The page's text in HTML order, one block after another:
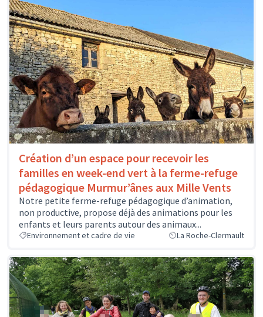
Création d’un espace pour recevoir les
familles en week-end vert à la ferme-refuge
pédagogique Murmur’ânes aux Mille Vents
Notre petite ferme-refuge pédagogique d’animation,
non productive, propose déjà des animations pour les
enfants et leurs parents autour des animaux...
Environnement et cadre de vie La Roche-Clermault